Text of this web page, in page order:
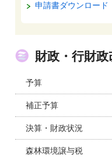
申請書ダウンロード
財政・行財政
予算
補正予算
決算・財政状況
森林環境譲与税